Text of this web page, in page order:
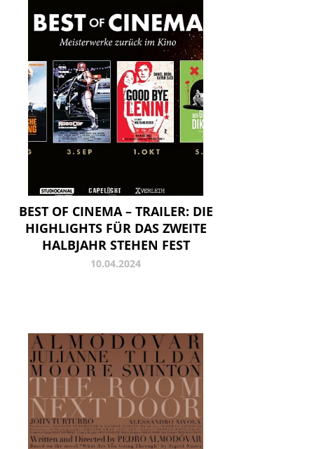
BEST OF CINEMA – TRAILER: DIE
HIGHLIGHTS FÜR DAS ZWEITE
HALBJAHR STEHEN FEST
10.04.2024